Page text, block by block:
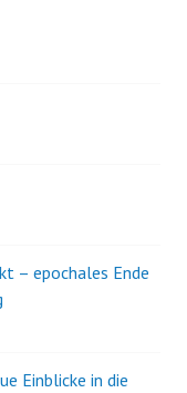
– epochales Ende
Einblicke in die